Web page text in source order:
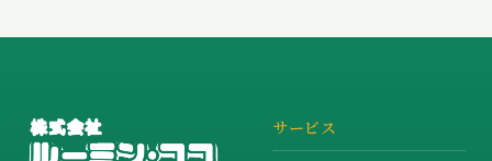
サービス